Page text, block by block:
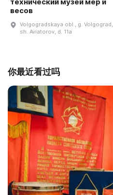
технический музей мер и
весов
Volgogradskaya obl., g. Volgograd,
sh. Aviatorov, d. 11a
你最近看过吗